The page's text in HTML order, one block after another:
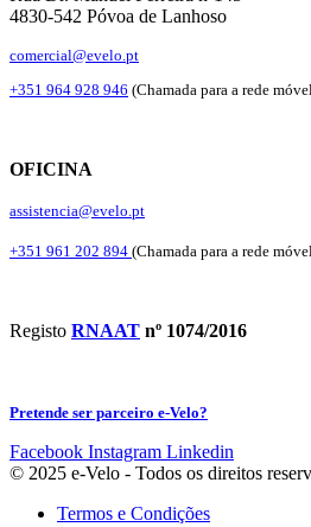
4830-542 Póvoa de Lanhoso
comercial@evelo.pt
+351 964 928 946 (Chamada para a rede
OFICINA
assistencia@evelo.pt
+351 961 202 894 (Chamada para a rede
Registo RNAAT nº 1074/2016
Pretende ser parceiro e-Velo?
Facebook Instagram Linkedin
© 2025 e-Velo - Todos os direitos
Termos e Condições